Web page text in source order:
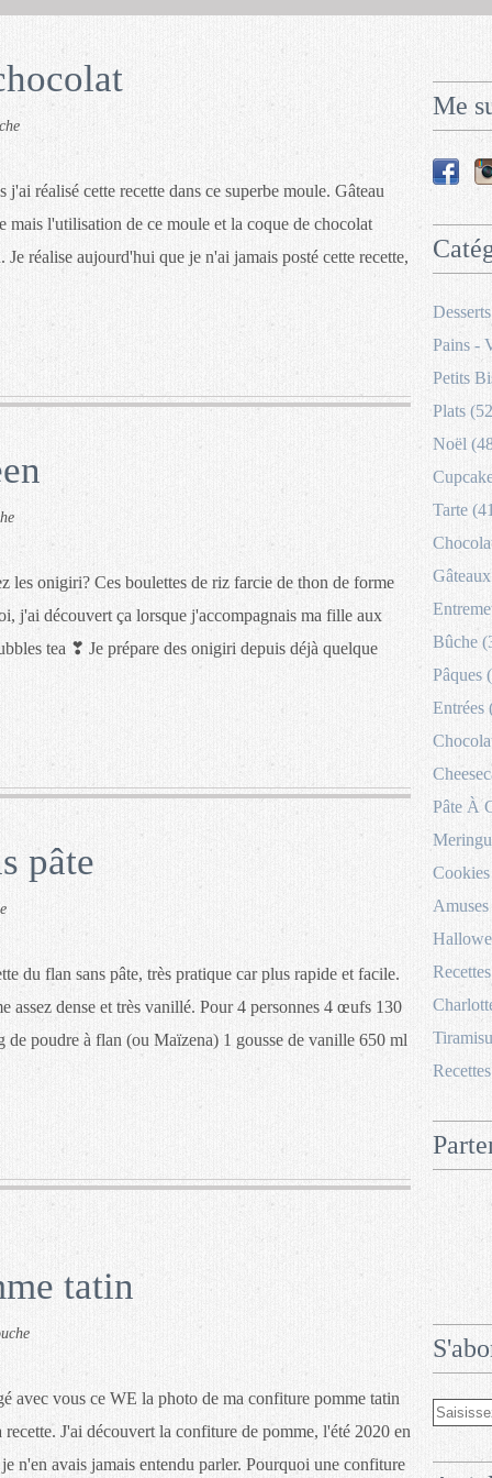
j'ai réalisé cette recette dans ce superbe moule. Gâteau
mais l'utilisation de ce moule et la coque de chocolat
réalise aujourd'hui que je n'ai jamais posté cette recette,
les onigiri? Ces boulettes de riz farcie de thon de forme
j'ai découvert ça lorsque j'accompagnais ma fille aux
tea ❣ Je prépare des onigiri depuis déjà quelque
pâte
du flan sans pâte, très pratique car plus rapide et facile.
assez dense et très vanillé. Pour 4 personnes 4 œufs 130
poudre à flan (ou Maïzena) 1 gousse de vanille 650 ml
tatin
avec vous ce WE la photo de ma confiture pomme tatin
J'ai découvert la confiture de pomme, l'été 2020 en
n'en avais jamais entendu parler. Pourquoi une confiture
Me
Pains -
Petits
Plats
Noël
Tarte
Bûche
Pâques
Entrées
Pâte À